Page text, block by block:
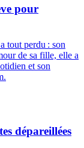
pour
tout perdu : son
de sa fille, elle a
et son
dépareillées